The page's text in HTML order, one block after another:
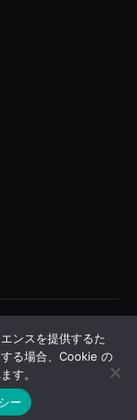
サイトマップ よくある質問
ンスを提供するた
る場合、Cookie の
す。
ー